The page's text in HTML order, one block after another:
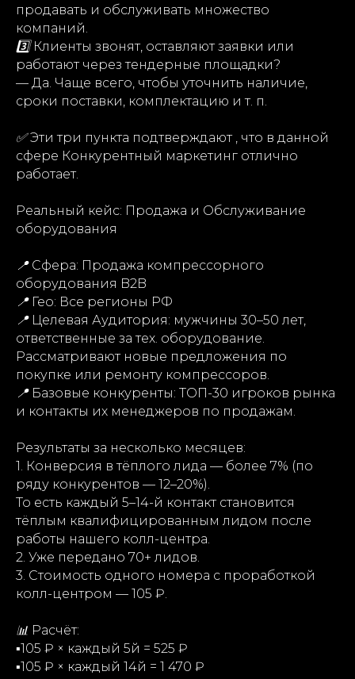
продавать и обслуживать множество
компаний.
3️⃣Клиенты звонят, оставляют заявки или
работают через тендерные площадки?
— Да. Чаще всего, чтобы уточнить наличие,
сроки поставки, комплектацию и т. п.
✅Эти три пункта подтверждают , что в данной
сфере Конкурентный маркетинг отлично
работает.
Реальный кейс: Продажа и Обслуживание
оборудования
📍Сфера: Продажа компрессорного
оборудования B2B
📍Гео: Все регионы РФ
📍Целевая Аудитория: мужчины 30–50 лет,
ответственные за тех. оборудование.
Рассматривают новые предложения по
покупке или ремонту компрессоров.
📍Базовые конкуренты: ТОП-30 игроков рынка
и контакты их менеджеров по продажам.
Результаты за несколько месяцев:
1. Конверсия в тёплого лида — более 7% (по
ряду конкурентов — 12–20%).
То есть каждый 5–14-й контакт становится
тёплым квалифицированным лидом после
работы нашего колл-центра.
2. Уже передано 70+ лидов.
3. Стоимость одного номера с проработкой
колл-центром — 105 ₽.
📊 Расчёт:
▪️105 ₽ × каждый 5й = 525 ₽
▪️105 ₽ × каждый 14й = 1 470 ₽